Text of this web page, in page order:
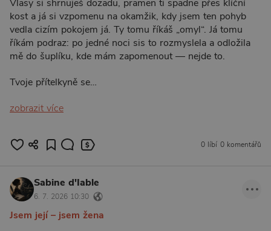
Vlasy si shrnuješ dozadu, pramen ti spadne přes klíční
kost a já si vzpomenu na okamžik, kdy jsem ten pohyb
vedla cizím pokojem já. Ty tomu říkáš „omyl“. Já tomu
říkám podraz: po jedné noci sis to rozmyslela a odložila
mě do šuplíku, kde mám zapomenout — nejde to.
Tvoje přítelkyně se…
zobrazit více
0 líbí 0 komentářů
Sabine d'Iable
6. 7. 2026 10:30
Jsem její – jsem žena